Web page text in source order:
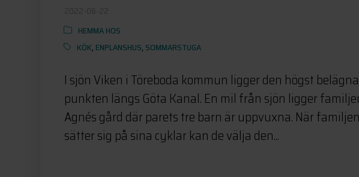
2022-06-22
HEMMA HOS
KÖK, ENPLANSHUS, SOMMARSTUGA
I sjön Viken i Töreboda kommun ligger den högst belägna
punkten längs Göta Kanal. En mil från sjön ligger
Agnés gård där parets tre barn är uppvuxna. När familjen
sätter sig på sina cyklar kan de välja den...